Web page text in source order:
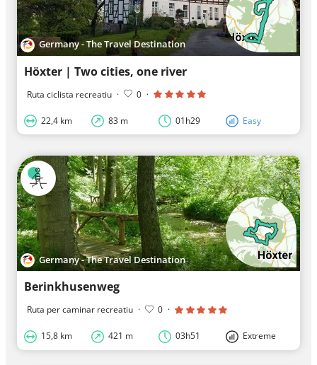
Germany - The Travel Destination
Höxter | Two cities, one river
Ruta ciclista recreatiu · 0 ·
22,4 km 83 m 01h29 Easy
Germany - The Travel Destination
Berinkhusenweg
Ruta per caminar recreatiu · 0 ·
15,8 km 421 m 03h51 Extreme